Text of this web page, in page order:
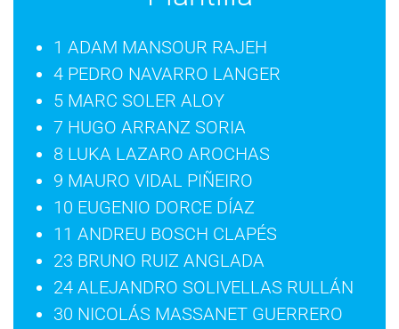
1 ADAM MANSOUR RAJEH
4 PEDRO NAVARRO LANGER
5 MARC SOLER ALOY
7 HUGO ARRANZ SORIA
8 LUKA LAZARO AROCHAS
9 MAURO VIDAL PIÑEIRO
10 EUGENIO DORCE DÍAZ
11 ANDREU BOSCH CLAPÉS
23 BRUNO RUIZ ANGLADA
24 ALEJANDRO SOLIVELLAS RULLÁN
30 NICOLÁS MASSANET GUERRERO